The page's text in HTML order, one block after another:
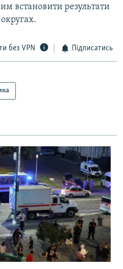
встановити результати
без VPN Підписатись